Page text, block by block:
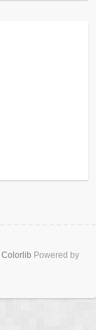
Colorlib Powered by